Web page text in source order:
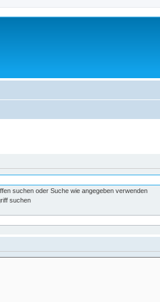
suchen oder Suche wie angegeben verwenden
suchen